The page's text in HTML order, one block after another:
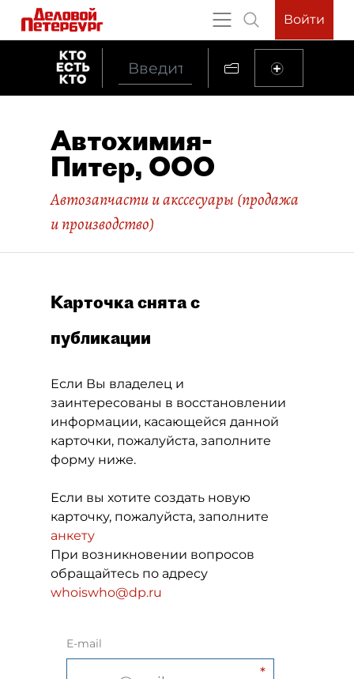
Войти
Автохимия-
Питер, ООО
Автозапчасти и акссесуары (продажа
и производство)
Карточка снята с
публикации
Если Вы владелец и
заинтересованы в восстановлении
информации, касающейся данной
карточки, пожалуйста, заполните
форму ниже.
Если вы хотите создать новую
карточку, пожалуйста, заполните
анкету
При возникновении вопросов
обращайтесь по адресу
whoiswho@dp.ru
E-mail